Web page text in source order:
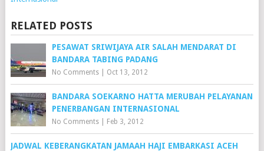
RELATED POSTS
PESAWAT SRIWIJAYA AIR SALAH MENDARAT DI
BANDARA TABING PADANG
No Comments| Oct 13, 2012
BANDARA SOEKARNO HATTA MERUBAH PELAYANAN
PENERBANGAN INTERNASIONAL
No Comments| Feb 3, 2012
JADWAL KEBERANGKATAN JAMAAH HAJI EMBARKASI ACEH